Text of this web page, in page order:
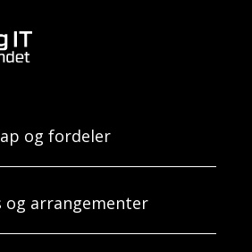
og fordeler
og arrangementer